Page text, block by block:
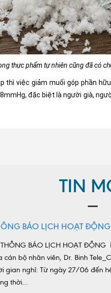
thực phẩm tự nhiên cũng đã có
thì việc giảm muối góp phần
đặc biệt là người già,
TIN
BÁO LỊCH HOẠT
BÁO LỊCH HOẠT
cán bộ nhân viên, Dr. Binh
gian nghỉ: Từ ngày 27/06 đến
thời...